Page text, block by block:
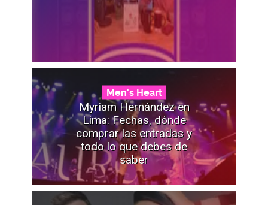
Men's Heart
Myriam Hernández en
Lima: Fechas, dónde
comprar las entradas y
todo lo que debes de
saber